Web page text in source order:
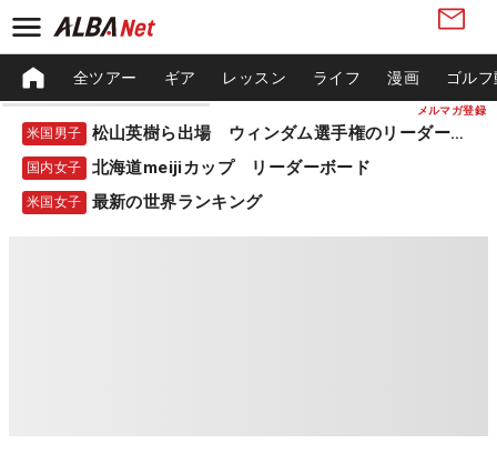
メルマガ登録
全ツアー ギア レッスン ライフ 漫画 ゴル
米国男子 松山英樹ら出場 ウィンダム選手権のリーダーボード
国内女子 北海道meijiカップ リーダーボード
米国女子 最新の世界ランキング